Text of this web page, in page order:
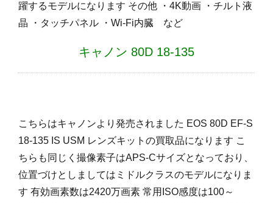
躍するモデルになります その他 ・4K動画 ・チルト液
晶 ・タッチパネル ・Wi-Fi内臓 など
キャノン 80D 18-135
こちらはキャノンより発売されました EOS 80D EF-S
18-135 IS USM レンズキットの買取品になります こ
ちらも同じく撮像素子はAPS-Cサイズとなっており、
位置づけとしましてはミドルクラスのモデルになりま
す 有効画素数は2420万画素 常用ISO感度は100～